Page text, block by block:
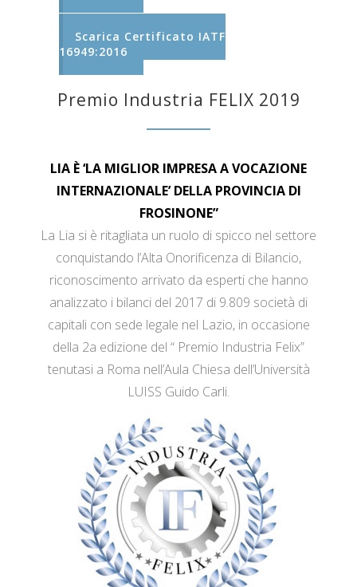
Scarica Certificato IATF
16949:2016
Premio Industria FELIX 2019
LIA È ‘LA MIGLIOR IMPRESA A VOCAZIONE
INTERNAZIONALE’ DELLA PROVINCIA DI
FROSINONE”
La Lia si è ritagliata un ruolo di spicco nel settore
conquistando l’Alta Onorificenza di Bilancio,
riconoscimento arrivato da esperti che hanno
analizzato i bilanci del 2017 di 9.809 società di
capitali con sede legale nel Lazio, in occasione
della 2a edizione del “ Premio Industria Felix”
tenutasi a Roma nell’Aula Chiesa dell’Università
LUISS Guido Carli.